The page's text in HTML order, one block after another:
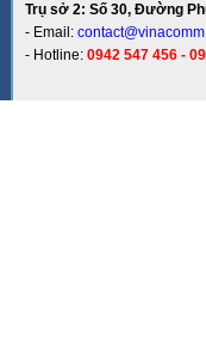
Trụ sở 2: Số 30, Đường
- Email:
- Hotline: 0942 547 456 -